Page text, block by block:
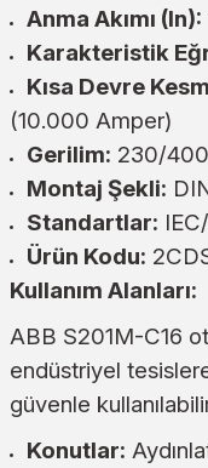
Anma Akımı (In):
Karakteristik
Kısa Devre
(10.000 Amper)
Gerilim: 230/
Montaj Şekli:
Standartlar:
Ürün Kodu:
Kullanım Alanları:
ABB S201M-C16
endüstriyel
güvenle
Konutlar: